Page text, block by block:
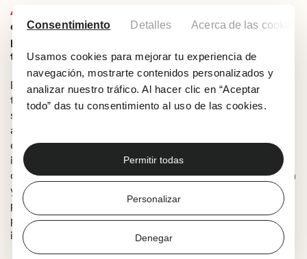
Consentimiento Detalles Acerca de las cookies
Usamos cookies para mejorar tu experiencia de
navegación, mostrarte contenidos personalizados y
analizar nuestro tráfico. Al hacer clic en “Aceptar
todo” das tu consentimiento al uso de las cookies.
Permitir todas
Personalizar
Denegar
Aviso:
estroboscópicas, que pueden afectar a aquellas
personas susceptibles de sufrir epilepsia fotosensible o
tengan cualquier otro tipo de fotosensibilidad.
Dicen que, hace tiempo, un pirata legendario escondió un
tesoro capaz de cambiar destinos. Hoy, los últimos
supervivientes de su tripulación siguen buscándolo,
aferrados a pistas que quizá ya no existen. En medio de
esta historia aparece Jim, un joven tabernero que jamás
imaginó embarcarse en una aventura. En su viaje
descubrirá que los tesoros no siempre brillan, que el bien
y el mal a veces se confunden, y que incluso los peores
pueden merecer una segunda oportunidad. Una
propuesta de InHabitants que actualiza el espíritu de La
isla del tesoro con ritmo, humor y mucha imaginación.